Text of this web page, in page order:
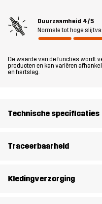
Het model is 174 cm weegt
Duurzaamheid 4/5
Normale tot hoge
De waarde van de functies wordt
producten en kan variëren
en hartslag.
Technische specificaties
Traceerbaarheid
Kledingverzorging